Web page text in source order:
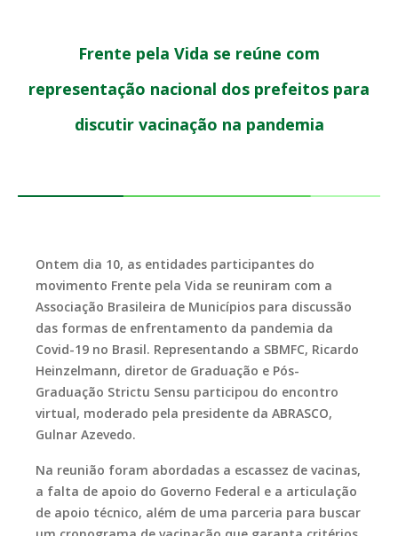
Frente pela Vida se reúne com
representação nacional dos prefeitos para
discutir vacinação na pandemia
Ontem dia 10, as entidades participantes do
movimento Frente pela Vida se reuniram com a
Associação Brasileira de Municípios para discussão
das formas de enfrentamento da pandemia da
Covid-19 no Brasil. Representando a SBMFC, Ricardo
Heinzelmann, diretor de Graduação e Pós-
Graduação Strictu Sensu participou do encontro
virtual, moderado pela presidente da ABRASCO,
Gulnar Azevedo.
Na reunião foram abordadas a escassez de vacinas,
a falta de apoio do Governo Federal e a articulação
de apoio técnico, além de uma parceria para buscar